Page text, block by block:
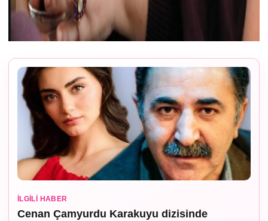
İLGILI HABER
Cenan Çamyurdu Karakuyu dizisinde